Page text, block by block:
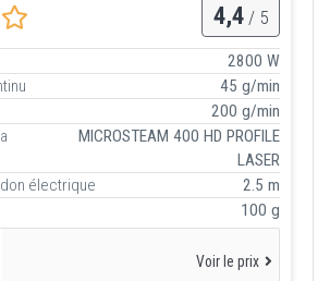
4,4 / 5
2800 W
45 g/min
200 g/min
MICROSTEAM 400 HD PROFILE
LASER
électrique
2.5 m
100 g
Voir le prix